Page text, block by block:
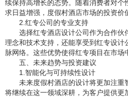
续保持高增长的态势。随着消费者对个
求日益增强，度假村酒店市场的投资价
2.红专公司的专业支持
选择红专酒店设计公司作为合作伙
理念和技术支持，还能享受到红专设计
脉网络。这些优势使得红专项目在市场
五、未来趋势与投资建议
1.智能化与可持续性设计
未来度假村酒店的设计将更加注重
将继续在这一领域深耕，为客户提供更